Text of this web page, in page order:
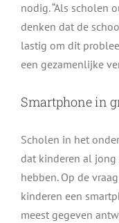
nodig. “Als scholen
denken dat de
lastig om dit
een gezamenlijke
Smartphone in
Scholen in het
dat kinderen al jong
hebben. Op de
kinderen een
meest gegeven